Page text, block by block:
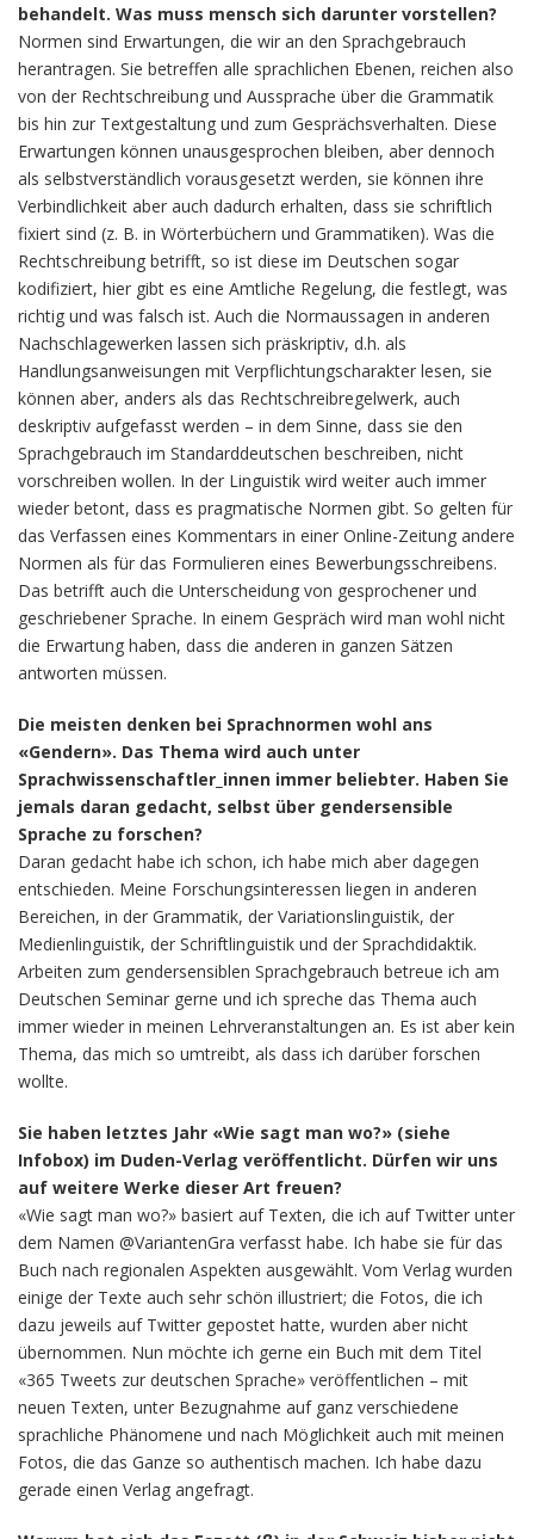
behandelt. Was muss mensch sich darunter vorstellen?
Normen sind Erwartungen, die wir an den Sprachgebrauch
herantragen. Sie betreffen alle sprachlichen Ebenen, reichen also
von der Rechtschreibung und Aussprache über die Grammatik
bis hin zur Textgestaltung und zum Gesprächsverhalten. Diese
Erwartungen können unausgesprochen bleiben, aber dennoch
als selbstverständlich vorausgesetzt werden, sie können ihre
Verbindlichkeit aber auch dadurch erhalten, dass sie schriftlich
fixiert sind (z. B. in Wörterbüchern und Grammatiken). Was die
Rechtschreibung betrifft, so ist diese im Deutschen sogar
kodifiziert, hier gibt es eine Amtliche Regelung, die festlegt, was
richtig und was falsch ist. Auch die Normaussagen in anderen
Nachschlagewerken lassen sich präskriptiv, d.h. als
Handlungsanweisungen mit Verpflichtungscharakter lesen, sie
können aber, anders als das Rechtschreibregelwerk, auch
deskriptiv aufgefasst werden – in dem Sinne, dass sie den
Sprachgebrauch im Standarddeutschen beschreiben, nicht
vorschreiben wollen. In der Linguistik wird weiter auch immer
wieder betont, dass es pragmatische Normen gibt. So gelten für
das Verfassen eines Kommentars in einer Online-Zeitung andere
Normen als für das Formulieren eines Bewerbungsschreibens.
Das betrifft auch die Unterscheidung von gesprochener und
geschriebener Sprache. In einem Gespräch wird man wohl nicht
die Erwartung haben, dass die anderen in ganzen Sätzen
antworten müssen.
Die meisten denken bei Sprachnormen wohl ans
«Gendern». Das Thema wird auch unter
Sprachwissenschaftler_innen immer beliebter. Haben Sie
jemals daran gedacht, selbst über gendersensible
Sprache zu forschen?
Daran gedacht habe ich schon, ich habe mich aber dagegen
entschieden. Meine Forschungsinteressen liegen in anderen
Bereichen, in der Grammatik, der Variationslinguistik, der
Medienlinguistik, der Schriftlinguistik und der Sprachdidaktik.
Arbeiten zum gendersensiblen Sprachgebrauch betreue ich am
Deutschen Seminar gerne und ich spreche das Thema auch
immer wieder in meinen Lehrveranstaltungen an. Es ist aber kein
Thema, das mich so umtreibt, als dass ich darüber forschen
wollte.
Sie haben letztes Jahr «Wie sagt man wo?» (siehe
Infobox) im Duden-Verlag veröffentlicht. Dürfen wir uns
auf weitere Werke dieser Art freuen?
«Wie sagt man wo?» basiert auf Texten, die ich auf Twitter unter
dem Namen @VariantenGra verfasst habe. Ich habe sie für das
Buch nach regionalen Aspekten ausgewählt. Vom Verlag wurden
einige der Texte auch sehr schön illustriert; die Fotos, die ich
dazu jeweils auf Twitter gepostet hatte, wurden aber nicht
übernommen. Nun möchte ich gerne ein Buch mit dem Titel
«365 Tweets zur deutschen Sprache» veröffentlichen – mit
neuen Texten, unter Bezugnahme auf ganz verschiedene
sprachliche Phänomene und nach Möglichkeit auch mit meinen
Fotos, die das Ganze so authentisch machen. Ich habe dazu
gerade einen Verlag angefragt.